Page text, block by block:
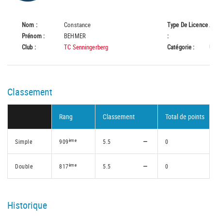
Nom :
Constance
Prénom :
BEHMER
Club :
TC Senningerberg
Type De Licence
:
A
Catégorie :
Classement
Rang Classement Total de points
Simple 909ème 5.5 0
Double 817ème 5.5 0
Historique